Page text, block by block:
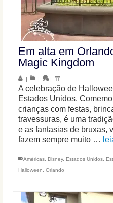
Em alta em
Magic Kingdom
| | |
A celebração de
Estados Unidos.
crianças com festas,
travessuras, é uma
e as fantasias de bruxas,
fazem sempre muito …
Américas Disney, Estados Unidos
Halloween
Orlando